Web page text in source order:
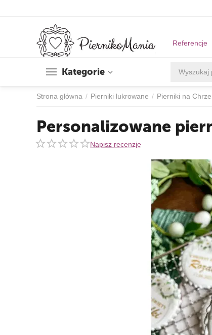
Referencje
Kategorie
Strona główna / Pierniki lukrowane / Pierniki na
Personalizowane
Napisz recenzję